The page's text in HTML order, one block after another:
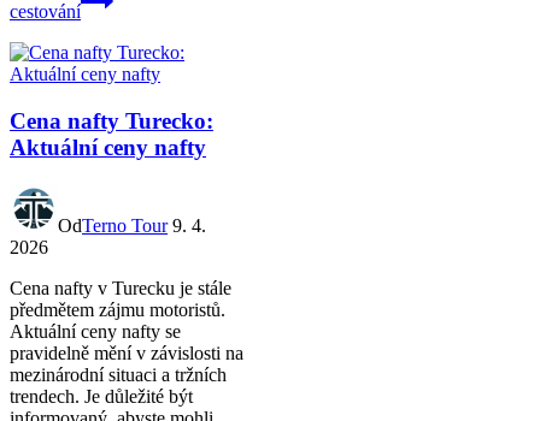
cestování
Cena nafty Turecko:
Aktuální ceny nafty
OdTerno Tour 9. 4.
2026
Cena nafty v Turecku je stále
předmětem zájmu motoristů.
Aktuální ceny nafty se
pravidelně mění v závislosti na
mezinárodní situaci a tržních
trendech. Je důležité být